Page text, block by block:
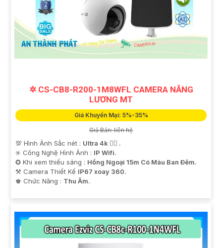
✲ CS-CB8-R200-1M8WFL CAMERA NĂNG
LƯƠNG MT
Giá Khuyến Mại: 5%-35%
Giá Bán: liên hệ
💯 Hình Ảnh Sắc nét : Ultra 4k 👍🏾 .
✳️ Công Nghệ Hình Ảnh : IP Wifi.
✪ Khi xem thiếu sáng : Hồng Ngoại 15m Có Màu Ban Ðêm.
⚒ Camera Thiết Kế IP67 xoay 360.
️♚ Chức Năng : Thu Âm.